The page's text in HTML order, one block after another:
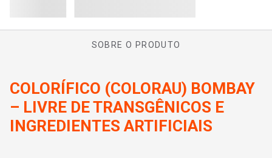
SOBRE O PRODUTO
COLORÍFICO (COLORAU) BOMBAY
– LIVRE DE TRANSGÊNICOS E
INGREDIENTES ARTIFICIAIS